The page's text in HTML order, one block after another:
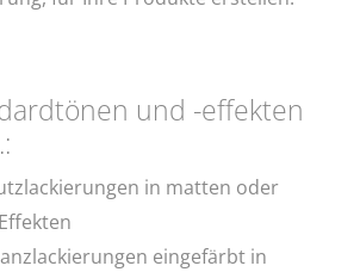
und -effekten
in matten oder
eingefärbt in